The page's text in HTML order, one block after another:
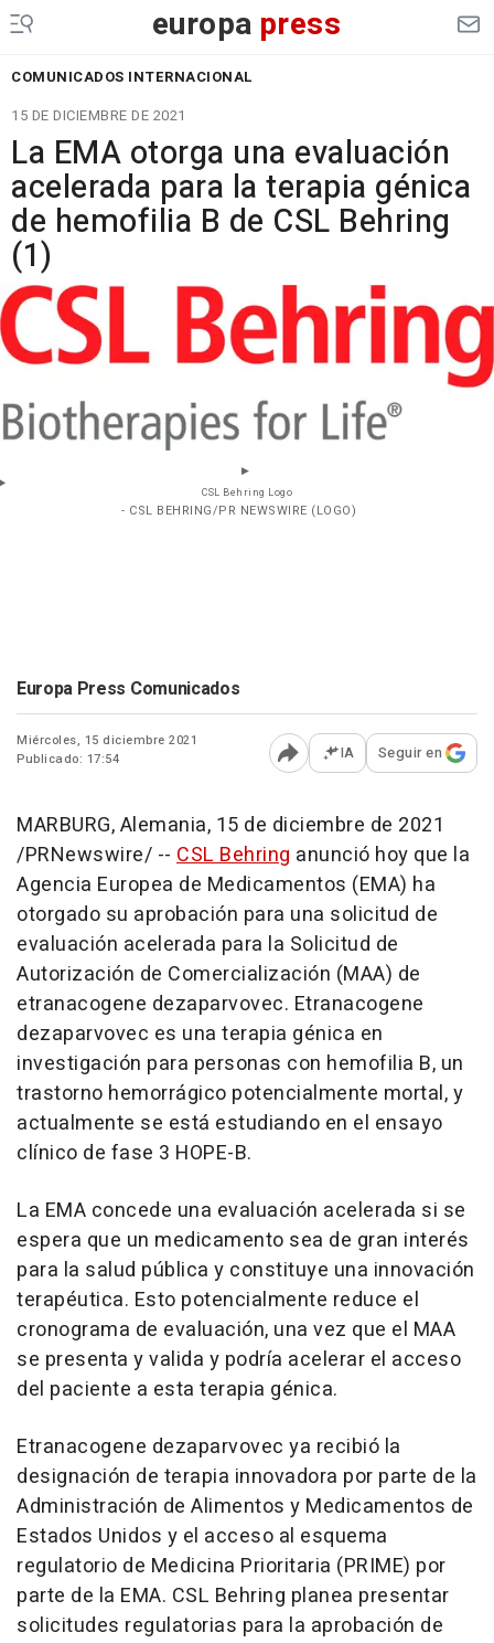
europa press
COMUNICADOS INTERNACIONAL
15 DE DICIEMBRE DE 2021
La EMA otorga una evaluación
acelerada para la terapia génica
de hemofilia B de CSL Behring
(1)
CSL Behring Logo
- CSL BEHRING/PR NEWSWIRE (LOGO)
Europa Press Comunicados
Miércoles, 15 diciembre 2021
Publicado: 17:54
Abrir opciones para
IA Seguir en
MARBURG, Alemania, 15 de diciembre de 2021
/PRNewswire/ -- CSL Behring anunció hoy que la
Agencia Europea de Medicamentos (EMA) ha
otorgado su aprobación para una solicitud de
evaluación acelerada para la Solicitud de
Autorización de Comercialización (MAA) de
etranacogene dezaparvovec. Etranacogene
dezaparvovec es una terapia génica en
investigación para personas con hemofilia B, un
trastorno hemorrágico potencialmente mortal, y
actualmente se está estudiando en el ensayo
clínico de fase 3 HOPE-B.
La EMA concede una evaluación acelerada si se
espera que un medicamento sea de gran interés
para la salud pública y constituye una innovación
terapéutica. Esto potencialmente reduce el
cronograma de evaluación, una vez que el MAA
se presenta y valida y podría acelerar el acceso
del paciente a esta terapia génica.
Etranacogene dezaparvovec ya recibió la
designación de terapia innovadora por parte de la
Administración de Alimentos y Medicamentos de
Estados Unidos y el acceso al esquema
regulatorio de Medicina Prioritaria (PRIME) por
parte de la EMA. CSL Behring planea presentar
solicitudes regulatorias para la aprobación de